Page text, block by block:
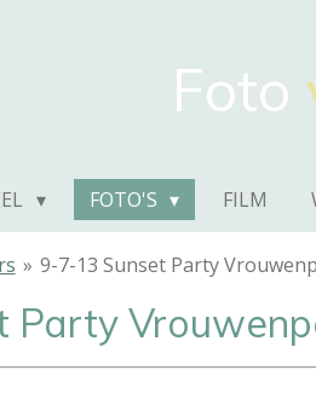
Foto
FOTO'S FILM
» 9-7-13 Sunset Party
Party